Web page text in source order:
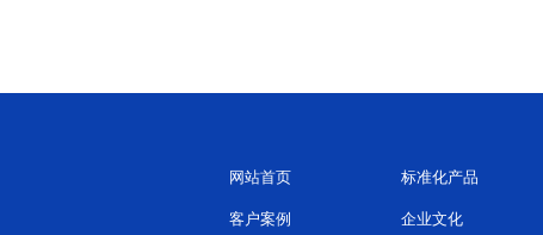
网站首页 标准化产品
客户案例 企业文化